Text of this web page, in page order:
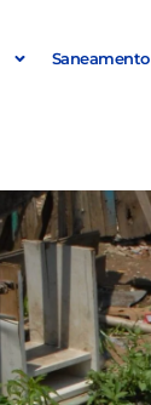
Saneamento